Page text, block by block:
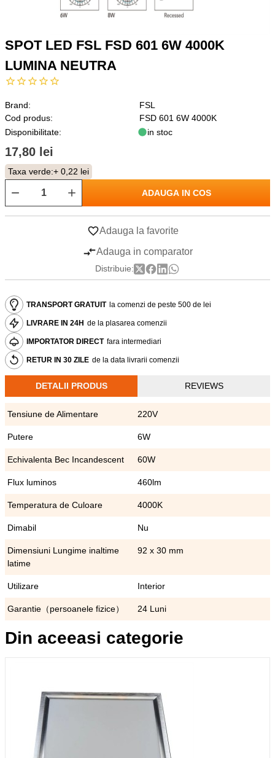
SPOT LED FSL FSD 601 6W 4000K
LUMINA NEUTRA
Brand:
FSL
Cod produs:
FSD 601 6W 4000K
Disponibilitate:
in stoc
17,80 lei
Taxa verde:+ 0,22 lei
ADAUGA IN COS
Adauga la favorite
Adauga in comparator
Distribuie:
TRANSPORT GRATUIT la comenzi de peste 500 de lei
LIVRARE IN 24H de la plasarea comenzii
IMPORTATOR DIRECT fara intermediari
RETUR IN 30 ZILE de la data livrarii comenzii
DETALII PRODUS REVIEWS
Tensiune de Alimentare 220V
Putere 6W
Echivalenta Bec Incandescent 60W
Flux luminos 460lm
Temperatura de Culoare 4000K
Dimabil Nu
Dimensiuni Lungime inaltime
latime
92 x 30 mm
Utilizare Interior
Garantie（persoanele fizice） 24 Luni
Din aceeasi categorie